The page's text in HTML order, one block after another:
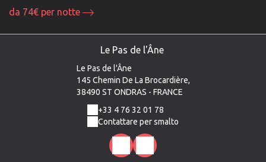
da 74€ per notte
Le Pas de l'Âne
Le Pas de l'Âne
145 Chemin De La Brocardière,
38490 ST ONDRAS - FRANCE
+33 4 76 32 01 78
Contattare per smalto